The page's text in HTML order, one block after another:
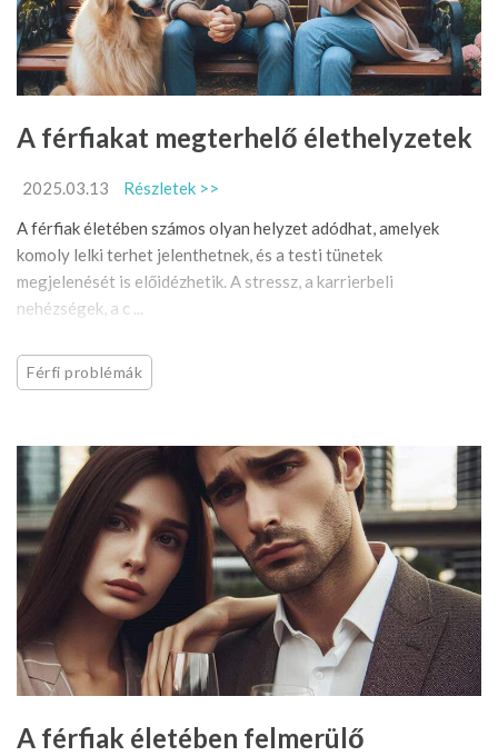
A férfiakat megterhelő élethelyzetek
2025.03.13
Részletek >>
A férfiak életében számos olyan helyzet adódhat, amelyek
komoly lelki terhet jelenthetnek, és a testi tünetek
megjelenését is előidézhetik. A stressz, a karrierbeli
nehézségek, a c ...
Férfi problémák
A férfiak életében felmerülő